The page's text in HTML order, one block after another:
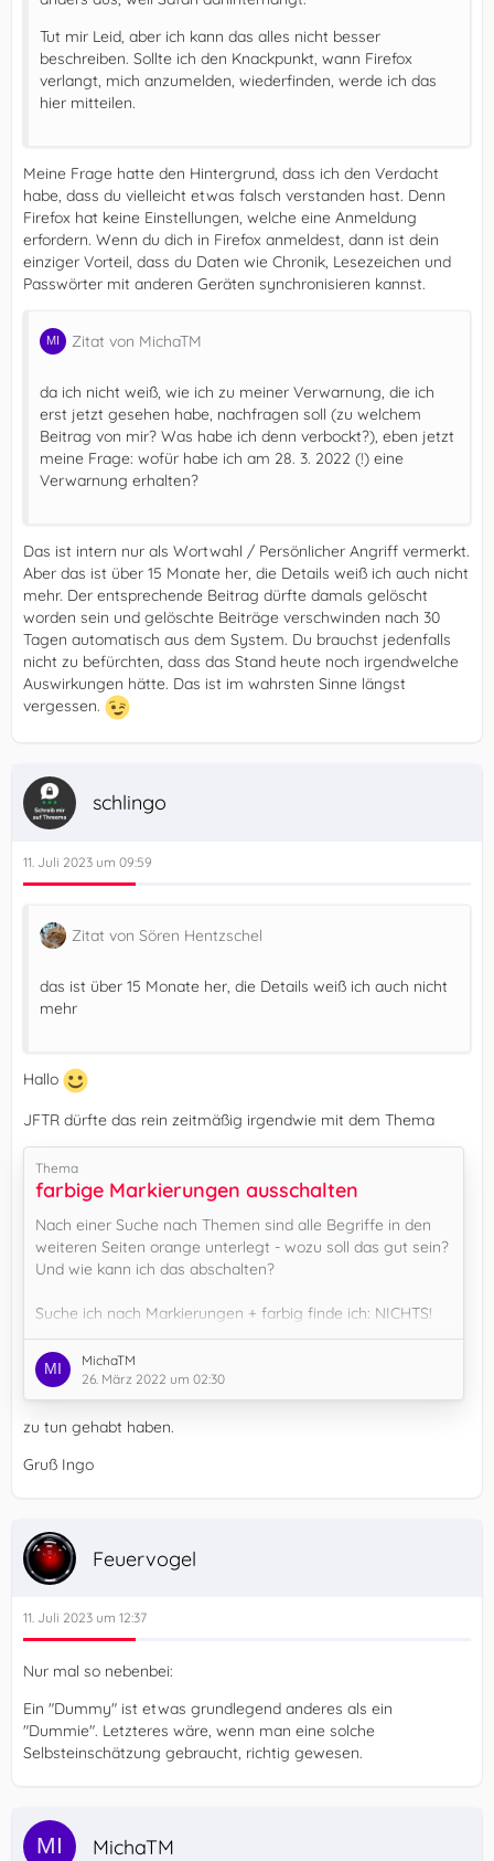
Tut mir Leid, aber ich kann das alles nicht besser
beschreiben. Sollte ich den Knackpunkt, wann Firefox
verlangt, mich anzumelden, wiederfinden, werde ich das
hier mitteilen.
Meine Frage hatte den Hintergrund, dass ich den Verdacht
habe, dass du vielleicht etwas falsch verstanden hast. Denn
Firefox hat keine Einstellungen, welche eine Anmeldung
erfordern. Wenn du dich in Firefox anmeldest, dann ist dein
einziger Vorteil, dass du Daten wie Chronik, Lesezeichen und
Passwörter mit anderen Geräten synchronisieren kannst.
Zitat von MichaTM
da ich nicht weiß, wie ich zu meiner Verwarnung, die ich
erst jetzt gesehen habe, nachfragen soll (zu welchem
Beitrag von mir? Was habe ich denn verbockt?), eben jetzt
meine Frage: wofür habe ich am 28. 3. 2022 (!) eine
Verwarnung erhalten?
Das ist intern nur als Wortwahl / Persönlicher Angriff vermerkt.
Aber das ist über 15 Monate her, die Details weiß ich auch nicht
mehr. Der entsprechende Beitrag dürfte damals gelöscht
worden sein und gelöschte Beiträge verschwinden nach 30
Tagen automatisch aus dem System. Du brauchst jedenfalls
nicht zu befürchten, dass das Stand heute noch irgendwelche
Auswirkungen hätte. Das ist im wahrsten Sinne längst
vergessen.
schlingo
11. Juli 2023 um 09:59
Zitat von Sören Hentzschel
das ist über 15 Monate her, die Details weiß ich auch nicht
mehr
Hallo
JFTR dürfte das rein zeitmäßig irgendwie mit dem Thema
Thema
farbige Markierungen ausschalten
Nach einer Suche nach Themen sind alle Begriffe in den
weiteren Seiten orange unterlegt - wozu soll das gut sein?
Und wie kann ich das abschalten?
Suche ich nach Markierungen + farbig finde ich: NICHTS!
Es wurde kein mit deiner Suchanfrage „Markierungen
farbig“ übereinstimmender Eintrag gefunden.
Nerds gemacht.
MichaTM
26. März 2022 um 02:30
zu tun gehabt haben.
Gruß Ingo
Feuervogel
11. Juli 2023 um 12:37
Nur mal so nebenbei:
Ein "Dummy" ist etwas grundlegend anderes als ein
"Dummie". Letzteres wäre, wenn man eine solche
Selbsteinschätzung gebraucht, richtig gewesen.
MichaTM